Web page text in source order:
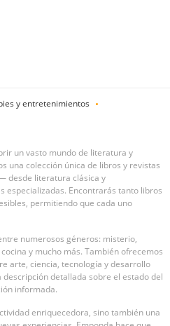
y entretenimientos
un vasto mundo de literatura y
una colección única de libros y revistas
desde literatura clásica y
especializadas. Encontrarás tanto libros
permitiendo que cada uno
numerosos géneros: misterio,
y mucho más. También ofrecemos
arte, ciencia, tecnología y desarrollo
detallada sobre el estado del
informada.
enriquecedora, sino también una